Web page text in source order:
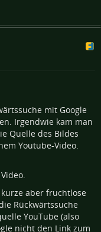
mit Google
Irgendwie kam man
Quelle des Bildes
Youtube-Video.
aber fruchtlose
Rückwärtssuche
YouTube (also
nicht den Link zum